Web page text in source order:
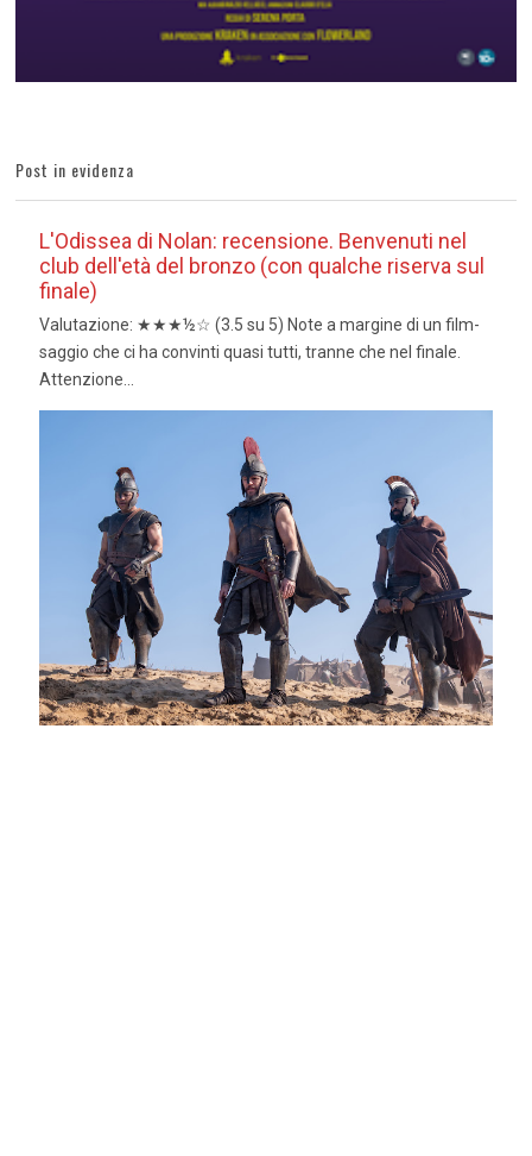
Post in evidenza
L'Odissea di Nolan: recensione. Benvenuti nel
club dell'età del bronzo (con qualche riserva sul
finale)
Valutazione: ★★★½☆ (3.5 su 5) Note a margine di un film-
saggio che ci ha convinti quasi tutti, tranne che nel finale.
Attenzione...